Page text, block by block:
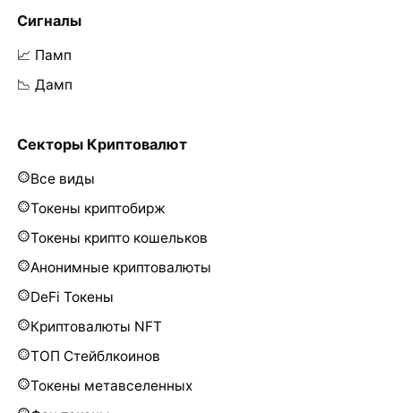
Сигналы
📈 Памп
📉 Дамп
Секторы Криптовалют
Все виды
Токены криптобирж
Токены крипто кошельков
Анонимные криптовалюты
DeFi Токены
Криптовалюты NFT
ТОП Стейблкоинов
Токены метавселенных